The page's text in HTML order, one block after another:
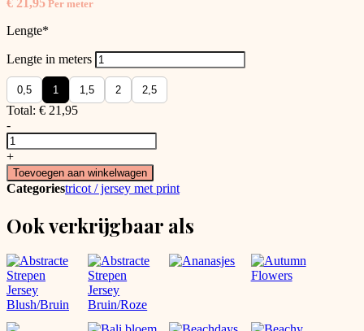
Per meter
Lengte*
Lengte in meters
0,5 1 1,5 2 2,5
Total: € 21,95
-
Leff's
Liefdevolle
Hartjes
Jersey
💜
aantal
+
Toevoegen aan winkelwagen
Categoriestricot / jersey met print
Ook verkrijgbaar als